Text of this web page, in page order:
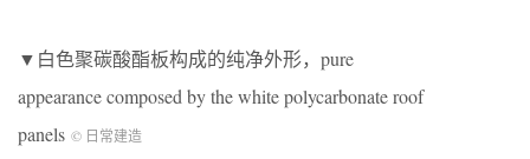
▼白色聚碳酸酯板构成的纯净外形，pure
appearance composed by the white polycarbonate roof
panels © 日常建造